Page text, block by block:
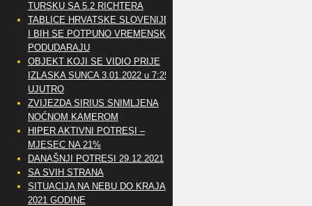
TURSKU SA 5.2 RICHTERA
TABLICE HRVATSKE SLOVENIJE
I BIH SE POTPUNO VREMENSKI
PODUDARAJU
OBJEKT KOJI SE VIDIO PRIJE
IZLASKA SUNCA 3.01.2022 u 7:25
UJUTRO
ZVIJEZDA SIRIUS SNIMLJENA
NOĆNOM KAMEROM
HIPER AKTIVNI POTRESI –
MJESEC NA 21%
DANAŠNJI POTRESI 29.12.2021
SA SVIH STRANA
SITUACIJA NA NEBU DO KRAJA
2021 GODINE